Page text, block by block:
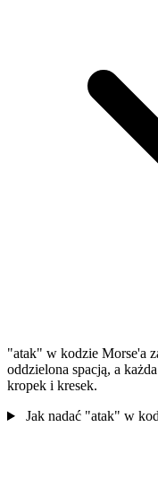
"atak" w kodzie Morse'a
oddzielona spacją, a
kropek i kresek.
Jak nadać "atak" w